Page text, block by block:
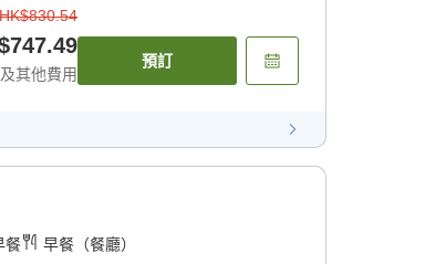
HK$830.54
其他費用
預訂
餐 早餐（餐廳）